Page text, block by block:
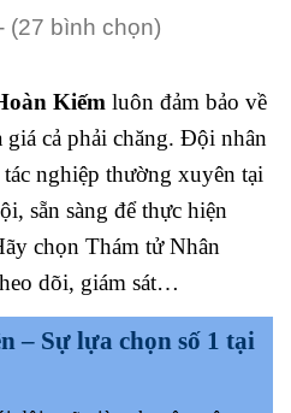
(27 bình chọn)
Kiếm luôn đảm bảo về
giá cả phải chăng. Đội nhân
nghiệp thường xuyên tại
sẵn sàng để thực hiện
chọn Thám tử Nhân
dõi, giám sát…
– Sự lựa chọn số 1 tại